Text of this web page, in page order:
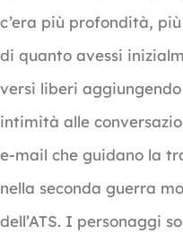
c’era più profondità,
di quanto avessi
versi liberi
intimità alle
e-mail che guidano la
nella seconda guerra
dell’ATS. I personaggi